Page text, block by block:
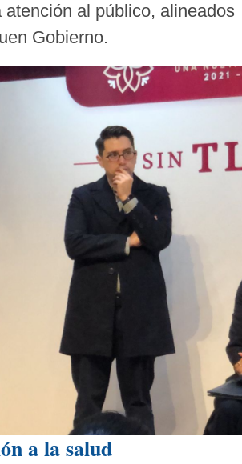
al público, alineados
Gobierno.
a la salud